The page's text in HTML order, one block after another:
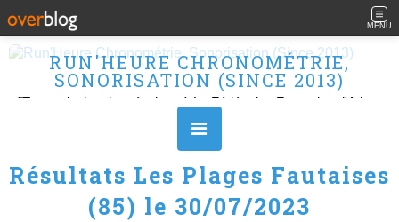
MENU
RUN'HEURE CHRONOMÉTRIE,
SONORISATION (SINCE 2013)
Résultats Les Plages Fautaises
(85) le 30/07/2023